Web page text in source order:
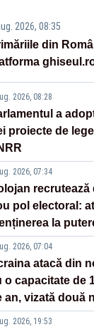
2026, 08:35
din
2026, 08:28
a
proiecte de
2026, 07:34
pol electoral:
la
2026, 07:04
atacă din
o capacitate de
an, vizată două
2026, 19:53